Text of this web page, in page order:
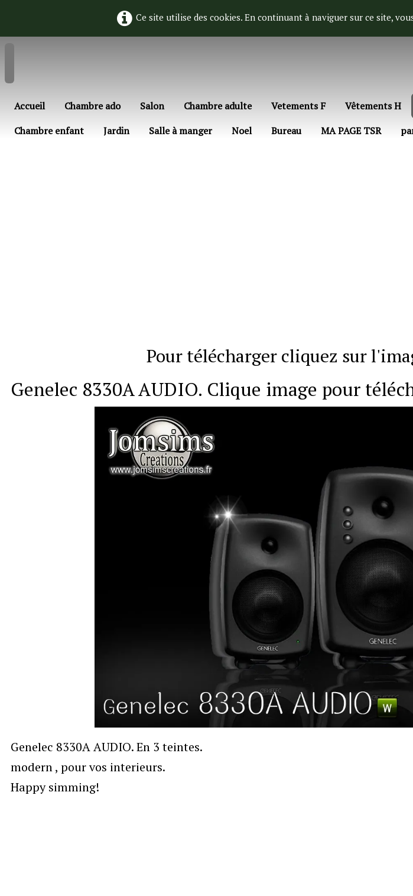
Ce site utilise des cookies. En continuant à naviguer sur ce site,
Accueil Chambre ado Salon Chambre adulte Vetements F Vêtements H
Chambre enfant
Jardin Salle à manger Noel Bureau MA PAGE TSR
Pour télécharger cliquez sur
Genelec 8330A AUDIO. Clique image pour
Genelec 8330A AUDIO. En 3 teintes.
modern , pour vos interieurs.
Happy simming!